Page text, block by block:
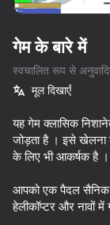
Battle of the red and blue agents
77
गेम के बारे में
स्वचालित रूप से
मूल दिखाएँ
यह गेम क्लासिक
जोड़ता है । इसे खेलना शुरू करना आसान है, लेकिन अधिक अनुभवी खिलाड़ियों
के लिए भी आकर्षक है ।
आपको एक पैदल सैनिक
हेलीकॉप्टर और नावों में गहन